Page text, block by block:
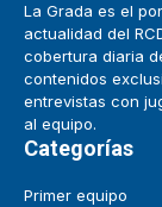
La Grada es el
actualidad del
cobertura diaria
contenidos
entrevistas con
al equipo.
Categorías
Primer equipo